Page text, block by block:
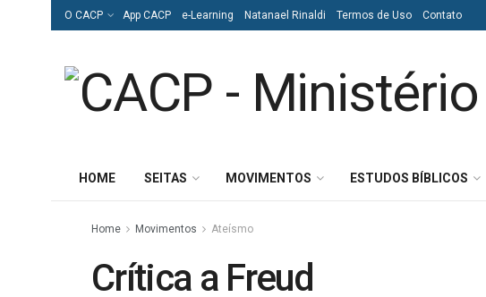
O CACP App CACP e-Learning Natanael Rinaldi Termos de Uso Contato
HOME SEITAS MOVIMENTOS ESTUDOS BÍBLICOS
Home Movimentos Ateísmo
Crítica a Freud